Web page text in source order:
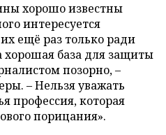
хорошо известны
интересуется
ещё раз только ради
хорошая база для защиты
позорно, –
– Нельзя уважать
профессия, которая
порицания».